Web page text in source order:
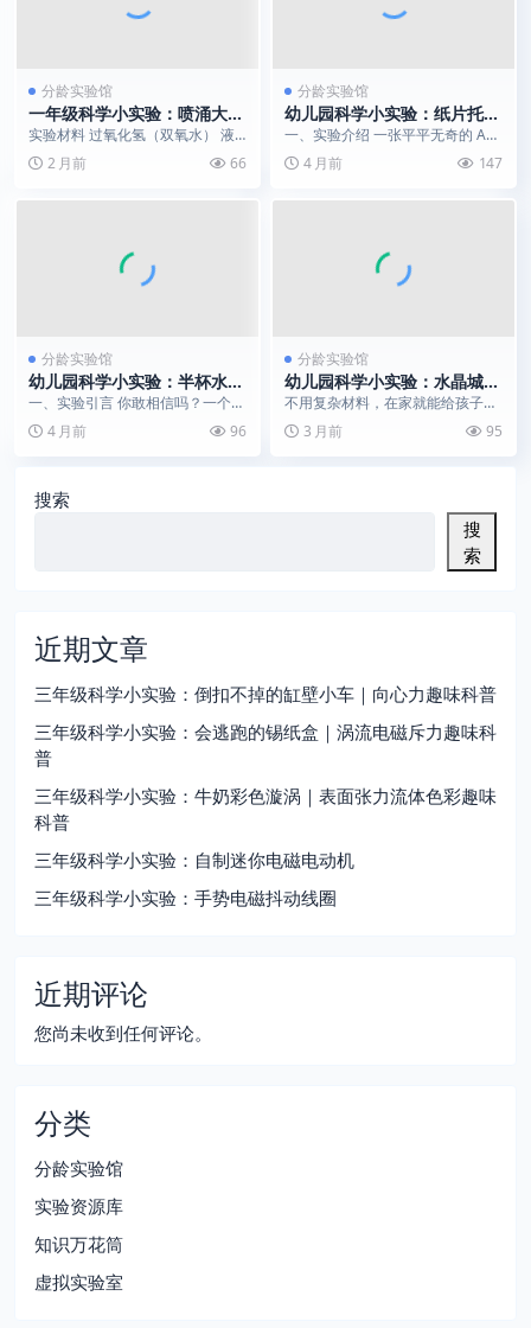
分龄实验馆
一年级科学小实验：喷涌大象
牙膏｜双氧水催化发泡魔法
实验材料 过氧化氢（双氧水） 液
体肥皂 黄色食用色素 碘化钾粉末
透明量杯 实验...
2 月前 66
分龄实验馆
幼儿园科学小实验：纸片托橘
子 | 揭开结构与承重力的秘密
一、实验介绍 一张平平无奇的 A4
纸，能托住一个沉甸甸的橘子吗？
答案是：当然...
4 月前 147
分龄实验馆
幼儿园科学小实验：半杯水的
防火魔法 | 比热容的神奇力量
一、实验引言 你敢相信吗？一个装
了半杯水的塑料杯，用明火去烧，
居然能做到 “一半...
4 月前 96
分龄实验馆
幼儿园科学小实验：水晶城堡
魔法｜多层嵌套泡泡实验
不用复杂材料，在家就能给孩子上
演一场 “泡泡魔法秀”！今天分享的
多层嵌套泡泡实验...
3 月前 95
搜索
搜
索
近期文章
三年级科学小实验：倒扣不掉的缸壁小车｜向心力趣味科普
三年级科学小实验：会逃跑的锡纸盒｜涡流电磁斥力趣味科
普
三年级科学小实验：牛奶彩色漩涡｜表面张力流体色彩趣味
科普
三年级科学小实验：自制迷你电磁电动机
三年级科学小实验：手势电磁抖动线圈
近期评论
您尚未收到任何评论。
分类
分龄实验馆
实验资源库
知识万花筒
虚拟实验室